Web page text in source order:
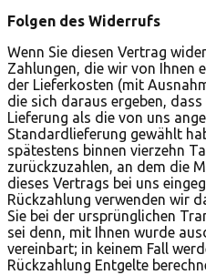
Folgen des Widerrufs
Wenn Sie diesen Vertrag
Zahlungen, die wir von Ihnen
der Lieferkosten (mit
die sich daraus ergeben,
Lieferung als die von uns
Standardlieferung gewählt
spätestens binnen vierzehn
zurückzuzahlen, an dem die
dieses Vertrags bei uns
Rückzahlung verwenden wir
Sie bei der ursprünglichen
sei denn, mit Ihnen wurde
vereinbart; in keinem Fall
Rückzahlung Entgelte